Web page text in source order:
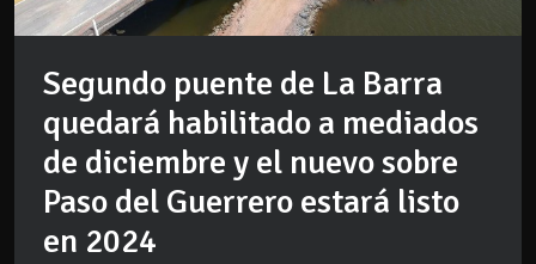
Segundo puente de La Barra
quedará habilitado a mediados
de diciembre y el nuevo sobre
Paso del Guerrero estará listo
en 2024